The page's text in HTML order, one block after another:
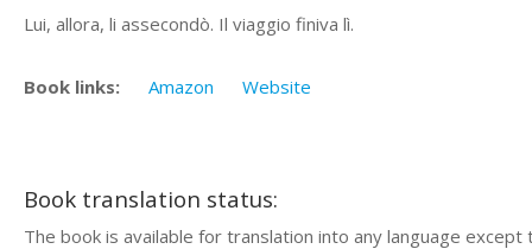
Lui, allora, li assecondò. Il viaggio finiva lì.
Book links: Amazon Website
Book translation status:
The book is available for translation into any language